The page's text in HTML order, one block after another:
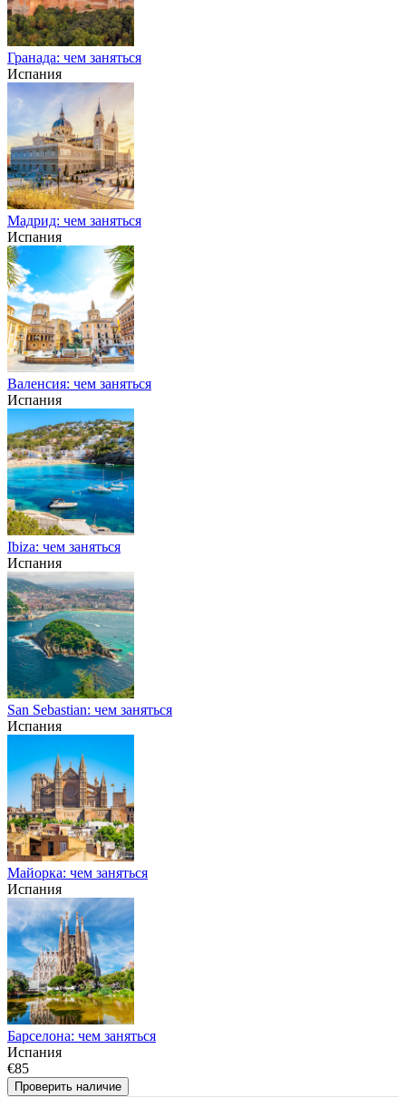
Гранада: чем заняться
Испания
Мадрид: чем заняться
Испания
Валенсия: чем заняться
Испания
Ibiza: чем заняться
Испания
San Sebastian: чем заняться
Испания
Майорка: чем заняться
Испания
Барселона: чем заняться
Испания
€85
Проверить наличие